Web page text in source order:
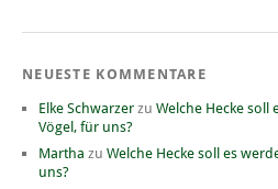
NEUESTE KOMMENTARE
Elke Schwarzer zu Welche Hecke soll
Vögel, für uns?
Martha zu Welche Hecke soll es
uns?